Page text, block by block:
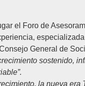
el Foro de
General de
sostenido,
la nueva